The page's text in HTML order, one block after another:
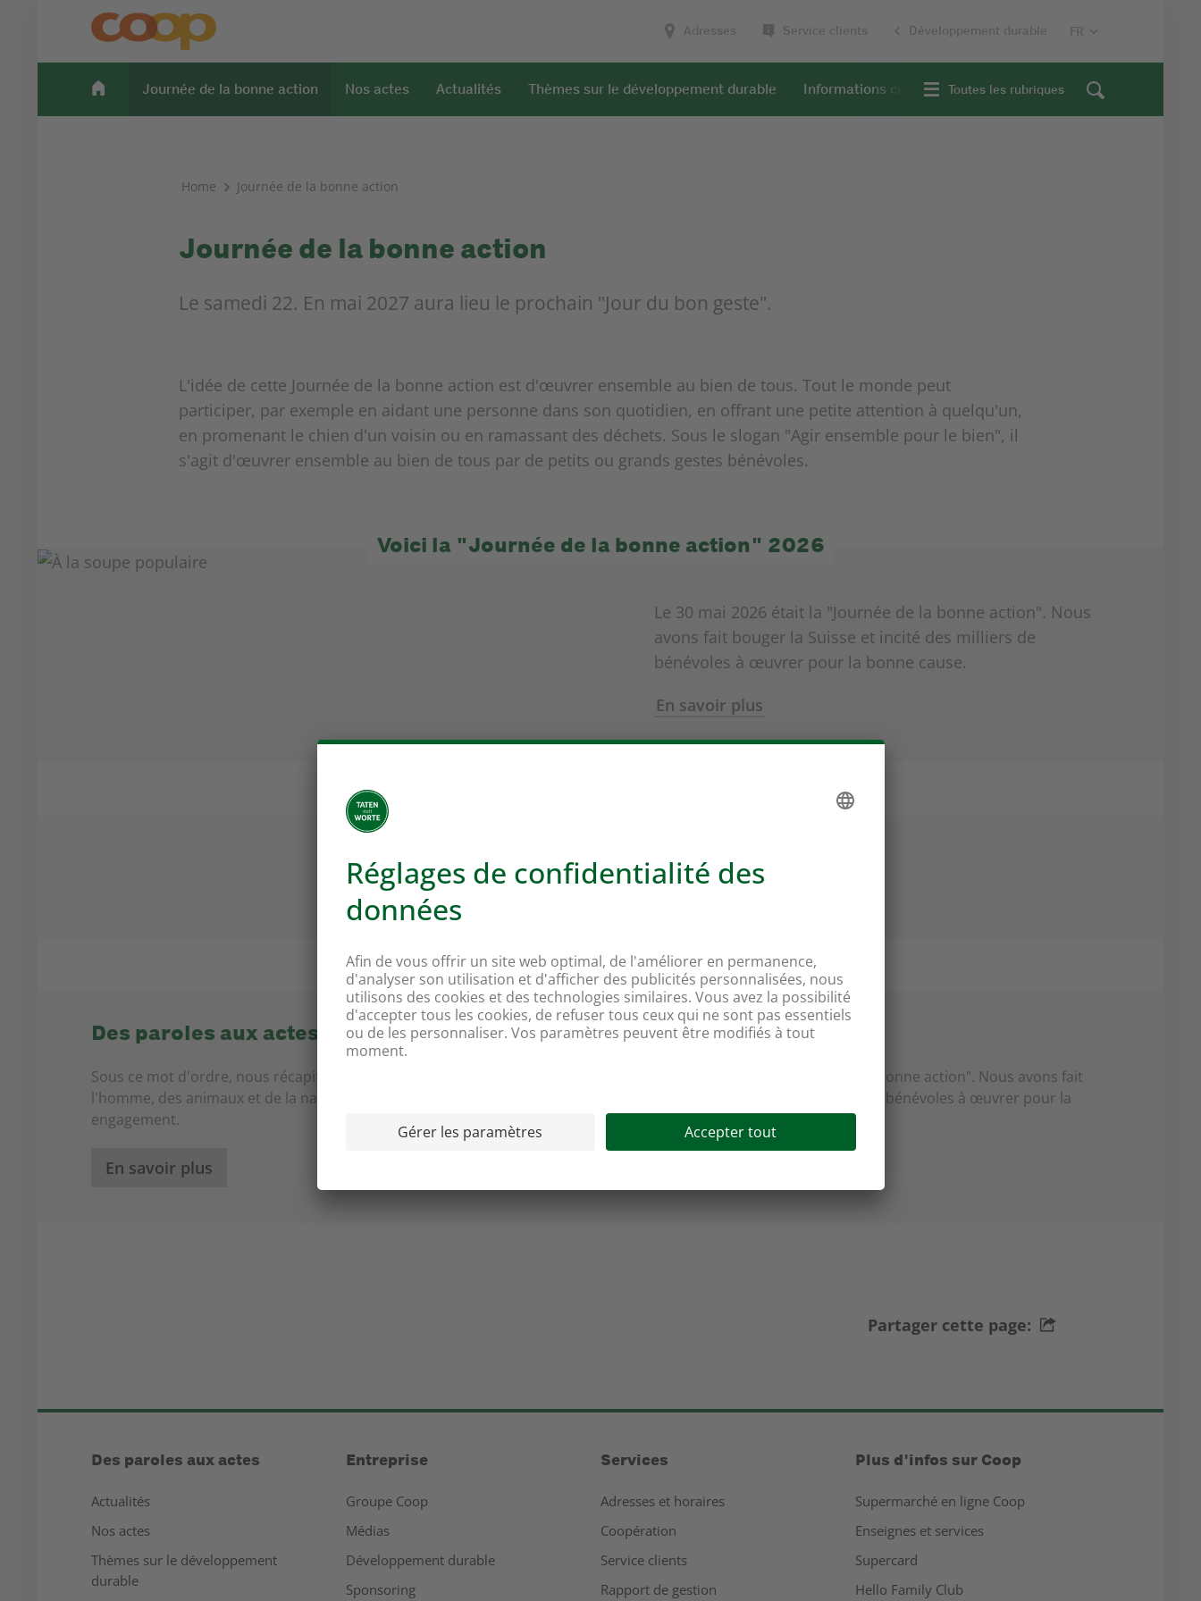
Adresses Service clients Développement durable
Journée de la bonne action Nos actes Actualités Thèmes sur le développement durable Informations contextuellesToutes les rubriques
Home Journée de la bonne action
Journée de la bonne action
Le samedi 22. En mai 2027 aura lieu le prochain "Jour du bon geste".
L'idée de cette Journée de la bonne action est d'œuvrer ensemble au bien de tous. Tout le monde peut
participer, par exemple en aidant une personne dans son quotidien, en offrant une petite attention à quelqu'un,
en promenant le chien d'un voisin ou en ramassant des déchets. Sous le slogan "Agir ensemble pour le bien", il
s'agit d'œuvrer ensemble au bien de tous par de petits ou grands gestes bénévoles.
Voici la "Journée de la bonne action" 2026
Le 30 mai 2026 était la "Journée de la bonne action". Nous
avons fait bouger la Suisse et incité des milliers de
bénévoles à œuvrer pour la bonne cause.
En savoir plus
Des paroles aux actes
Sous ce mot d'ordre, nous récapitulons plus de 400 actes en faveur de
l'homme, des animaux et de la nature. Apprenez-en davantage sur notre
engagement.
En savoir plus
Impressions 2026
Le 30 mai 2026, c'était la "Journée de la bonne action". Nous avons fait
bouger la Suisse et incité des milliers de bénévoles à œuvrer pour la
bonne cause.
Partager cette page:
Des paroles aux actes
Actualités
Nos actes
Thèmes sur le développement
durable
Entreprise
Groupe Coop
Médias
Développement durable
Sponsoring
Services
Adresses et horaires
Coopération
Service clients
Rapport de gestion
Plus d'infos sur Coop
Supermarché en ligne Coop
Enseignes et services
Supercard
Hello Family Club